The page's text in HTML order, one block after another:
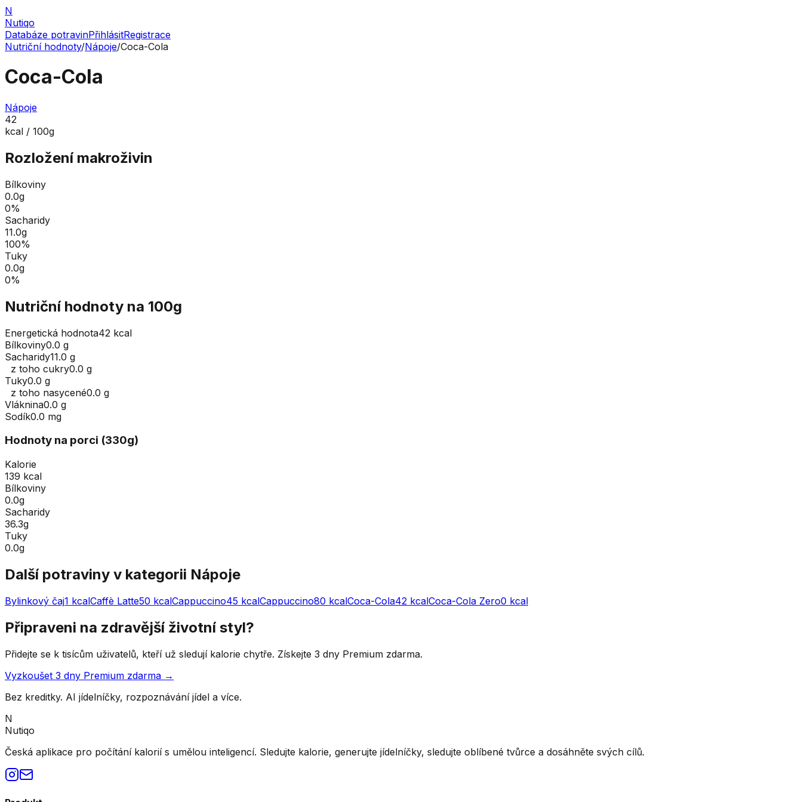
N
Nutiqo
Databáze potravinPřihlásitRegistrace
Nutriční hodnoty/Nápoje/Coca-Cola
Coca-Cola
Nápoje
42
kcal / 100g
Rozložení makroživin
Bílkoviny
0.0g
0%
Sacharidy
11.0g
100%
Tuky
0.0g
0%
Nutriční hodnoty na 100g
Energetická hodnota42 kcal
Bílkoviny0.0 g
Sacharidy11.0 g
z toho cukry0.0 g
Tuky0.0 g
z toho nasycené0.0 g
Vláknina0.0 g
Sodík0.0 mg
Hodnoty na porci (330g)
Kalorie
139 kcal
Bílkoviny
0.0g
Sacharidy
36.3g
Tuky
0.0g
Další potraviny v kategorii Nápoje
Bylinkový čaj1 kcalCaffè Latte50 kcalCappuccino45 kcalCappuccino80 kcalCoca-Cola42 kcalCoca-Cola Zero0 kcal
Připraveni na zdravější životní styl?
Přidejte se k tisícům uživatelů, kteří už sledují kalorie chytře. Získejte 3 dny Premium zdarma.
Vyzkoušet 3 dny Premium zdarma →
Bez kreditky. AI jídelníčky, rozpoznávání jídel a více.
N
Nutiqo
Česká aplikace pro počítání kalorií s umělou inteligencí. Sledujte kalorie, generujte jídelníčky, sledujte oblíbené tvůrce a dosáhněte svých cílů.